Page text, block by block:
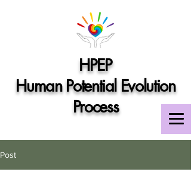
HPEP
Human Potential Evolution
Process
Post